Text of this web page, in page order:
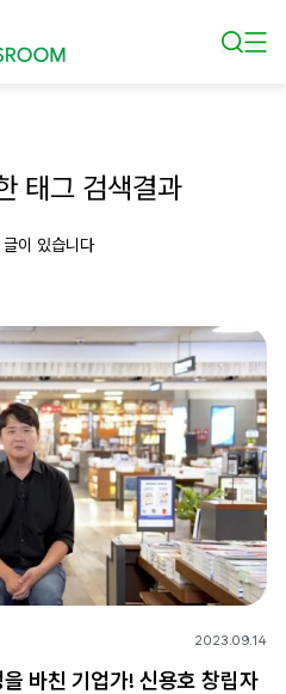
태그 검색결과
글이 있습니다
2023.09.14
바친 기업가! 신용호 창립자